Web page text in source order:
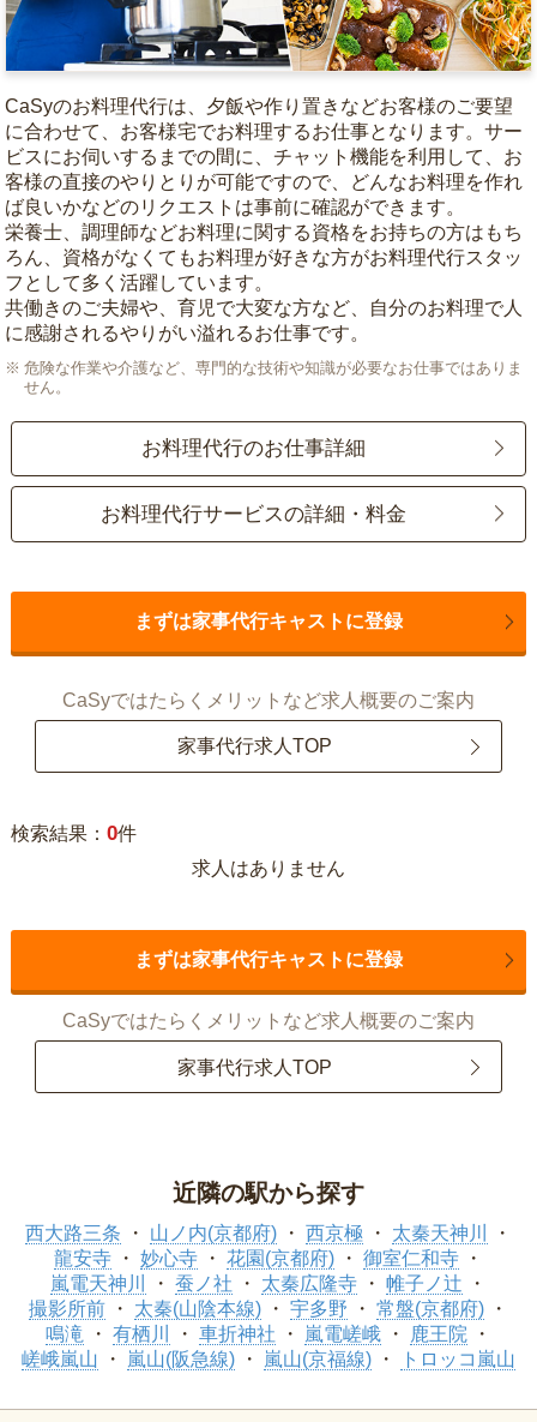
CaSyのお料理代行は、夕飯や作り置きなどお客様のご要望
に合わせて、お客様宅でお料理するお仕事となります。サー
ビスにお伺いするまでの間に、チャット機能を利用して、お
客様の直接のやりとりが可能ですので、どんなお料理を作れ
ば良いかなどのリクエストは事前に確認ができます。
栄養士、調理師などお料理に関する資格をお持ちの方はもち
ろん、資格がなくてもお料理が好きな方がお料理代行スタッ
フとして多く活躍しています。
共働きのご夫婦や、育児で大変な方など、自分のお料理で人
に感謝されるやりがい溢れるお仕事です。
危険な作業や介護など、専門的な技術や知識が必要なお仕事ではありま
せん。
お料理代行のお仕事詳細
お料理代行サービスの詳細・料金
まずは家事代行キャストに登録
CaSyではたらくメリットなど求人概要のご案内
家事代行求人TOP
検索結果： 0件
求人はありません
まずは家事代行キャストに登録
CaSyではたらくメリットなど求人概要のご案内
家事代行求人TOP
近隣の駅から探す
西大路三条 山ノ内(京都府) 西京極
太秦天神川
龍安寺
妙心寺 花園(京都府)
御室仁和寺
嵐電天神川
蚕ノ社 太秦広隆寺
帷子ノ辻
撮影所前
太秦(山陰本線) 宇多野
常盤(京都府)
鳴滝
有栖川 車折神社 嵐電嵯峨
鹿王院
嵯峨嵐山
嵐山(阪急線) 嵐山(京福線) トロッコ嵐山